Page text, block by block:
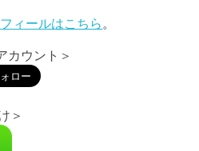
ィールはこちら 。
カウント＞
＞